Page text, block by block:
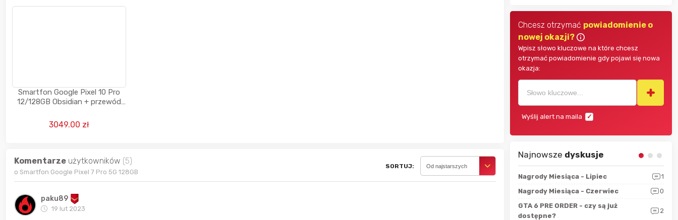
Smartfon Google Pixel 10 Pro
12/128GB Obsidian + przewód
3049.00 zł
Komentarze użytkowników (5)
o Smartfon Google Pixel 7 Pro 5G 128GB
SORTUJ: Od najstarszych
paku89
19 lut 2023
Chcesz otrzymać powiadomienie o
nowej okazji?
Wpisz słowo kluczowe na które chcesz
otrzymać powiadomienie gdy pojawi się nowa
okazja:
Wyślij alert na maila
Najnowsze dyskusje
Sferis - czemu odstrasza? Nagrody Miesiąca - Lipiec
1
Nagrody Miesiąca - Czerwiec
0
GTA 6 PRE ORDER - czy są już
dostępne?
2